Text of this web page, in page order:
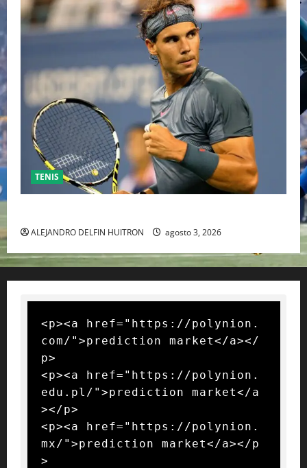
TENIS
ALEJANDRO DELFIN HUITRON agosto 3, 2026
<p><a href="https://polynion.
com/">prediction market</a></
p>
<p><a href="https://polynion.
edu.pl/">prediction market</a
></p>
<p><a href="https://polynion.
mx/">prediction market</a></p
>